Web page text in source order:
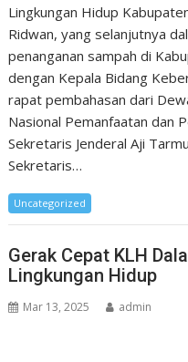
Lingkungan Hidup
Ridwan, yang selanjutnya
penanganan sampah di
dengan Kepala Bidang
rapat pembahasan dari
Nasional Pemanfaatan dan
Sekretaris Jenderal Aji
Sekretaris…
Uncategorized
Gerak Cepat KLH
Lingkungan Hidup
Mar 13, 2025 admin